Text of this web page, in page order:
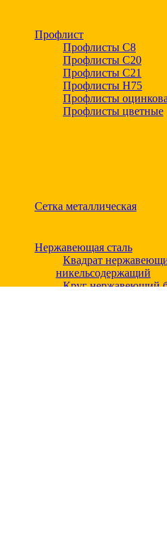
Профлист
Профлисты С8
Профлисты С20
Профлисты C21
Профлисты Н75
Профлисты
Профлисты цветные
Сетка металлическая
Нержавеющая сталь
Квадрат
никельсодержащий
Круг нержавеющий